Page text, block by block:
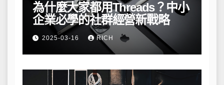
為什麼大家都用Threads？中小
企業必學的社群經營新戰略
2025-03-16 RICH